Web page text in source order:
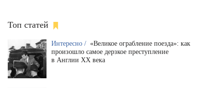
Топ статей
Интересно / «Великое ограбление поезда»: как
произошло самое дерзкое преступление
в Англии XX века